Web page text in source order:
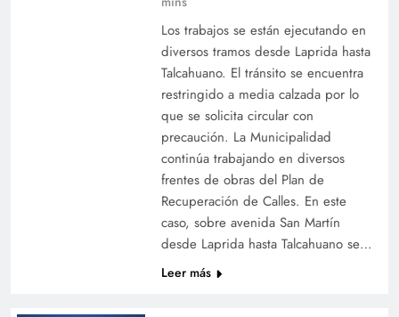
Los trabajos se están ejecutando en
diversos tramos desde Laprida hasta
Talcahuano. El tránsito se encuentra
restringido a media calzada por lo
que se solicita circular con
precaución. La Municipalidad
continúa trabajando en diversos
frentes de obras del Plan de
Recuperación de Calles. En este
caso, sobre avenida San Martín
desde Laprida hasta Talcahuano se…
Leer más